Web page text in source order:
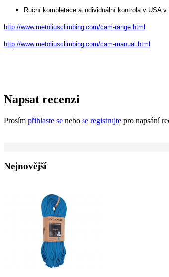
Ruční kompletace a individuální kontrola v USA v
http://www.metoliusclimbing.com/cam-range.html
http://www.metoliusclimbing.com/cam-manual.html
Napsat recenzi
Prosím přihlaste se nebo se registrujte pro napsání
Nejnovější